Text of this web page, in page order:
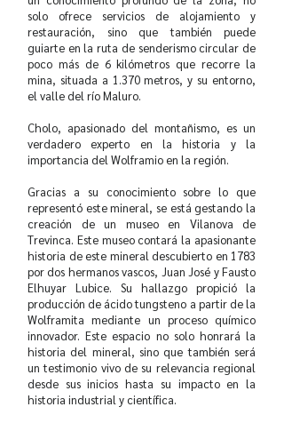
solo ofrece servicios de alojamiento y
restauración, sino que también puede
guiarte en la ruta de senderismo circular de
poco más de 6 kilómetros que recorre la
mina, situada a 1.370 metros, y su entorno,
el valle del río Maluro.
Cholo, apasionado del montañismo, es un
verdadero experto en la historia y la
importancia del Wolframio en la región.
Gracias a su conocimiento sobre lo que
representó este mineral, se está gestando la
creación de un museo en Vilanova de
Trevinca. Este museo contará la apasionante
historia de este mineral descubierto en 1783
por dos hermanos vascos, Juan José y Fausto
Elhuyar Lubice. Su hallazgo propició la
producción de ácido tungsteno a partir de la
Wolframita mediante un proceso químico
innovador. Este espacio no solo honrará la
historia del mineral, sino que también será
un testimonio vivo de su relevancia regional
desde sus inicios hasta su impacto en la
historia industrial y científica.